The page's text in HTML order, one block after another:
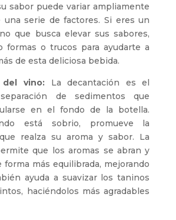
sabor puede variar ampliamente
serie de factores. Si eres un
que busca elevar sus sabores,
formas o trucos para ayudarte a
de esta deliciosa bebida.
del vino:La decantación es el
de sedimentos que
en el fondo de la botella.
está sobrio, promueve la
realza su aroma y sabor. La
que los aromas se abran y
forma más equilibrada, mejorando
ayuda a suavizar los taninos
haciéndolos más agradables